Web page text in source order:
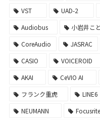
VST
UAD-2
Audiobus
小岩井こ
CoreAudio
JASRAC
CASIO
VOICEROID
AKAI
CeVIO AI
フランク重虎
LINE6
NEUMANN
Focusrite